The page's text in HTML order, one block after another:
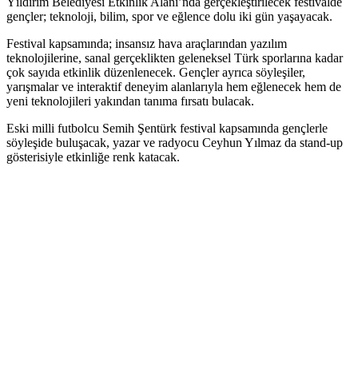
gençler; teknoloji, bilim, spor ve eğlence dolu iki gün yaşayacak.
Festival kapsamında; insansız hava araçlarından yazılım
teknolojilerine, sanal gerçeklikten geleneksel Türk sporlarına kadar
çok sayıda etkinlik düzenlenecek. Gençler ayrıca söyleşiler,
yarışmalar ve interaktif deneyim alanlarıyla hem eğlenecek hem de
yeni teknolojileri yakından tanıma fırsatı bulacak.
Eski milli futbolcu Semih Şentürk festival kapsamında gençlerle
söyleşide buluşacak, yazar ve radyocu Ceyhun Yılmaz da stand-up
gösterisiyle etkinliğe renk katacak.